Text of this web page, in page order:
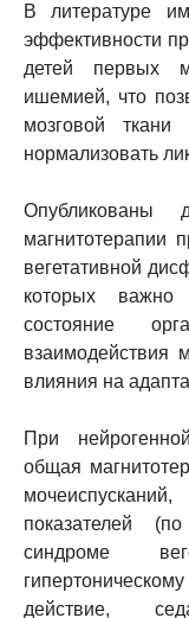
В литературе
эффективности
детей первых
ишемией, что
мозговой ткани
нормализовать
магнитотерапии
вегетативной
которых
состояние
взаимодействия
влияния на
При
общая
показателей
синдроме
действие,